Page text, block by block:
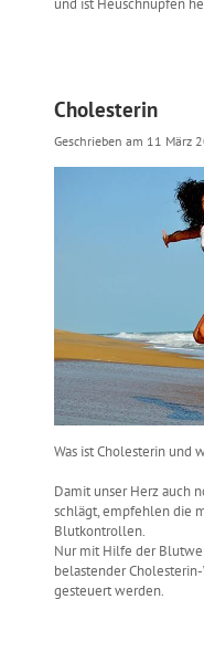
und ist Heuschnupfen
Cholesterin
Geschrieben am 11 März
Was ist Cholesterin und
Damit unser Herz auch
schlägt, empfehlen die
Blutkontrollen.
Nur mit Hilfe der
belastender
gesteuert werden.